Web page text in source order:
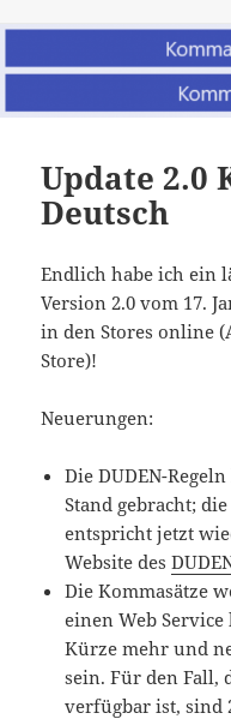
Update 2.0
Deutsch
Endlich habe ich ein
Version 2.0 vom 17.
in den Stores online
Store)!
Neuerungen:
Die DUDEN-
Stand gebracht;
entspricht jetzt
Website des
Die Kommasätze
einen Web
Kürze mehr und
sein. Für den Fall,
verfügbar ist, sind